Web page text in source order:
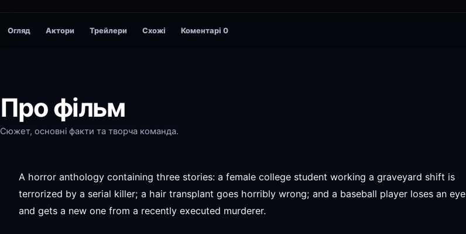
Огляд Актори Трейлери Схожі Коментарі 0
Про фільм
Сюжет, основні факти та творча команда.
A horror anthology containing three stories: a female college student working a graveyard shift is
terrorized by a serial killer; a hair transplant goes horribly wrong; and a baseball player loses an eye
and gets a new one from a recently executed murderer.